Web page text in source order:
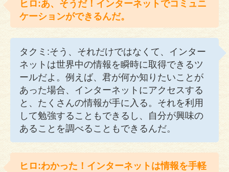
ヒロ:あ、そうだ！インターネットでコミュニ
ケーションができるんだ。
タクミ:そう、それだけではなくて、インター
ネットは世界中の情報を瞬時に取得できるツ
ールだよ。例えば、君が何か知りたいことが
あった場合、インターネットにアクセスする
と、たくさんの情報が手に入る。それを利用
して勉強することもできるし、自分が興味の
あることを調べることもできるんだ。
ヒロ:わかった！インターネットは情報を手軽